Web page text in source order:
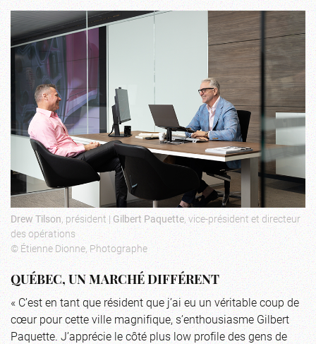
Drew Tilson, président |Gilbert Paquette, vice-président et directeur
des opérations
© Étienne Dionne, Photographe
QUÉBEC, UN MARCHÉ DIFFÉRENT
« C’est en tant que résident que j’ai eu un véritable coup de
cœur pour cette ville magnifique, s’enthousiasme Gilbert
Paquette. J’apprécie le côté plus low profile des gens de